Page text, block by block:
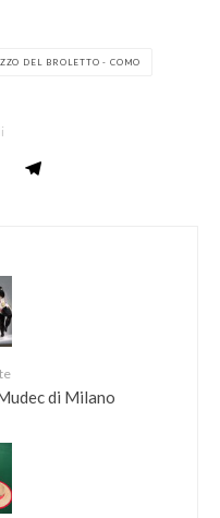
DEL BROLETTO - COMO
di Milano